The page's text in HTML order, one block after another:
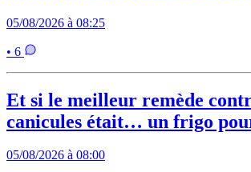
05/08/2026 à 08:25
• 6
Et si le meilleur remède
canicules était… un frigo
05/08/2026 à 08:00